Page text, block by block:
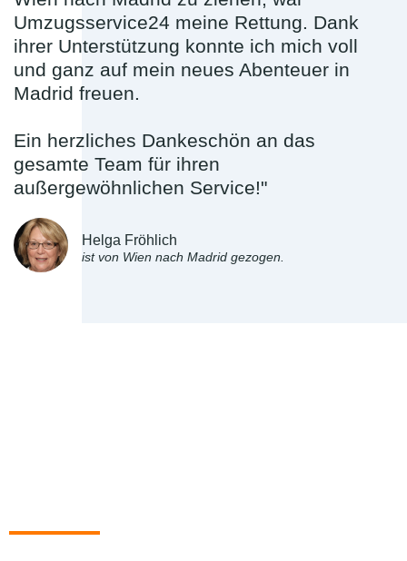
Umzugsservice24 meine Rettung. Dank
ihrer Unterstützung konnte ich mich voll
und ganz auf mein neues Abenteuer in
Madrid freuen.
Ein herzliches Dankeschön an das
gesamte Team für ihren
außergewöhnlichen Service!"
Helga Fröhlich
ist von Wien nach Madrid gezogen.